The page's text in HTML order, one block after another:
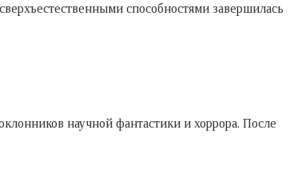
способностями завершилась
научной фантастики и хоррора. После